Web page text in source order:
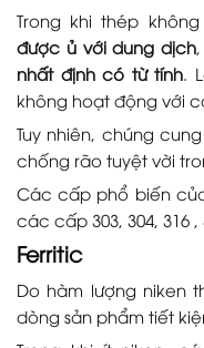
Trong khi thép
được ủ với dung dịch
nhất định có từ tính .
không hoạt động với
Tuy nhiên, chúng
chống rão tuyệt vời
Các cấp phổ biến
các cấp 303, 304, 316 ,
Ferritic
Do hàm lượng niken
dòng sản phẩm tiết